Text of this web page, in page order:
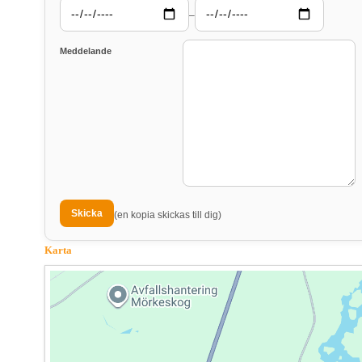
–
Meddelande
(en kopia skickas till dig)
Karta